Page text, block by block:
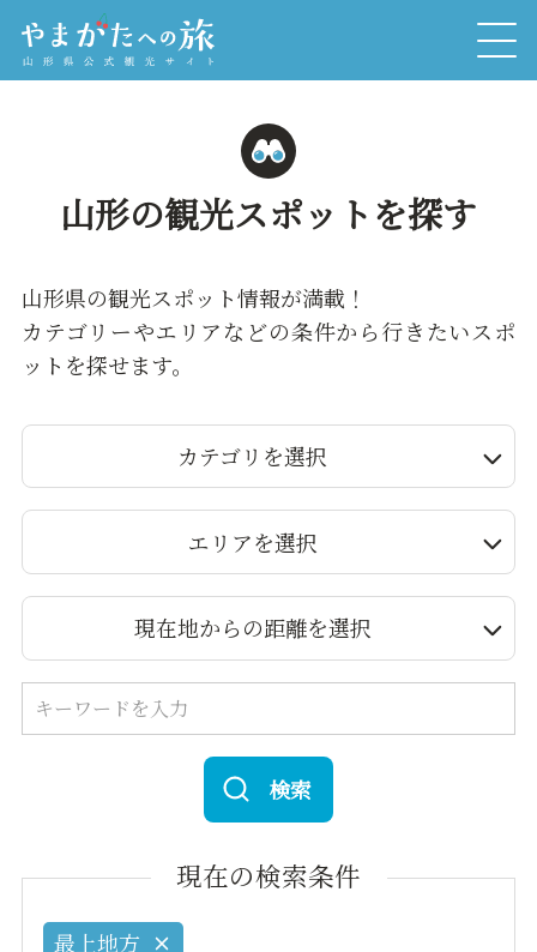
山形の観光スポットを探す
山形県の観光スポット情報が満載！
カテゴリーやエリアなどの条件から行きたいスポ
ットを探せます。
カテゴリを選択
エリアを選択
現在地からの距離を選択
検索
現在の検索条件
最上地方